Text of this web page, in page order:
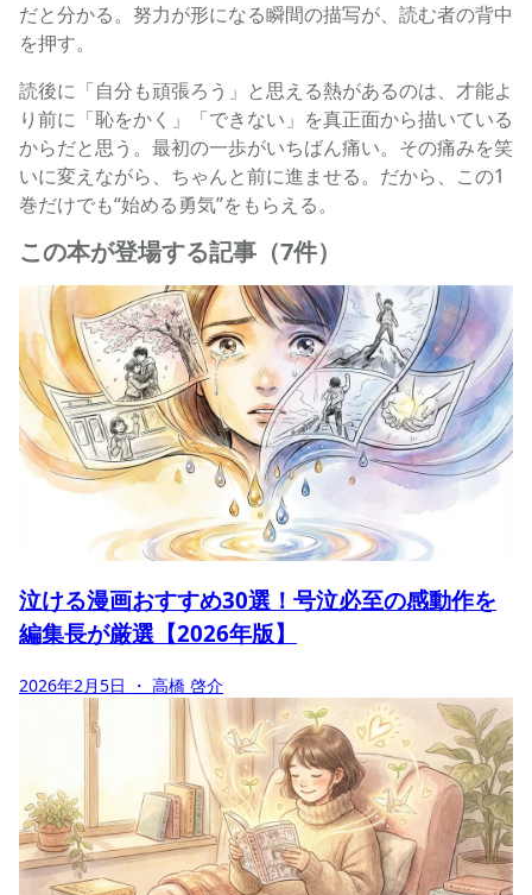
だと分かる。努力が形になる瞬間の描写が、読む者の背中
を押す。
読後に「自分も頑張ろう」と思える熱があるのは、才能よ
り前に「恥をかく」「できない」を真正面から描いている
からだと思う。最初の一歩がいちばん痛い。その痛みを笑
いに変えながら、ちゃんと前に進ませる。だから、この1
巻だけでも“始める勇気”をもらえる。
この本が登場する記事（7件）
泣ける漫画おすすめ30選！号泣必至の感動作を
編集長が厳選【2026年版】
2026年2月5日 ・ 高橋 啓介